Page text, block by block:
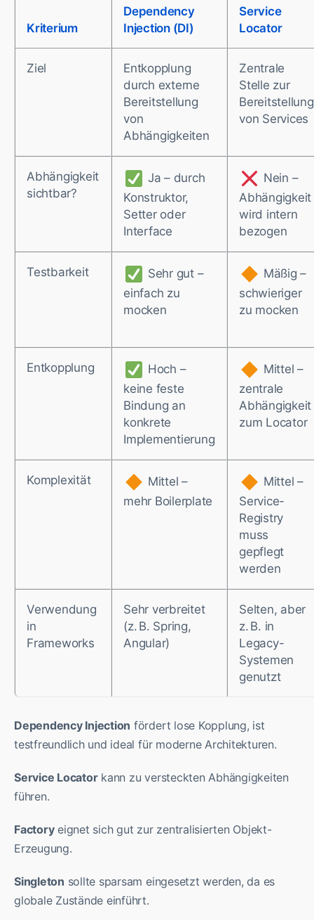
Kriterium
Dependency
Injection (DI)
Service
Locator
Ziel
Entkopplung
durch externe
Bereitstellung
von
Abhängigkeiten
Zentrale
Stelle zur
Bereitstellung
von Services
Abhängigkeit
sichtbar?
Ja – durch
Konstruktor,
Setter oder
Interface
Nein –
Abhängigkeit
wird intern
bezogen
Testbarkeit
Sehr gut –
einfach zu
mocken
Mäßig –
schwieriger
zu mocken
Entkopplung
Hoch –
keine feste
Bindung an
konkrete
Implementierung
Mittel –
zentrale
Abhängigkeit
zum Locator
Komplexität
Mittel –
mehr Boilerplate
Mittel –
Service-
Registry
muss
gepflegt
werden
Verwendung
in
Frameworks
Sehr verbreitet
(z. B. Spring,
Angular)
Selten, aber
z. B. in
Legacy-
Systemen
genutzt
Dependency Injection fördert lose Kopplung, ist
testfreundlich und ideal für moderne Architekturen.
Service Locatorkann zu versteckten Abhängigkeiten
führen.
Factoryeignet sich gut zur zentralisierten Objekt-
Erzeugung.
Singleton sollte sparsam eingesetzt werden, da es
globale Zustände einführt.